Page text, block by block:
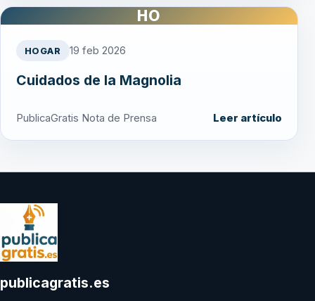
HO
HOGAR 19 feb 2026
Cuidados de la Magnolia
PublicaGratis Nota de Prensa Leer artículo
publicagratis.es